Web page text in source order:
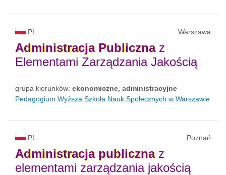
PL Warszawa
Administracja Publicznaz
Elementami Zarządzania Jakością
grupa kierunków: ekonomiczne, administracyjne
Pedagogium Wyższa Szkoła Nauk Społecznych w Warszawie
PL Poznań
Administracja publicznaz
elementami zarządzania jakością